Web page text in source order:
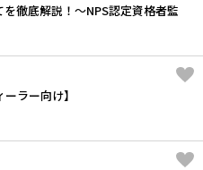
を徹底解説！～NPS認定資格者監
ーラー向け】